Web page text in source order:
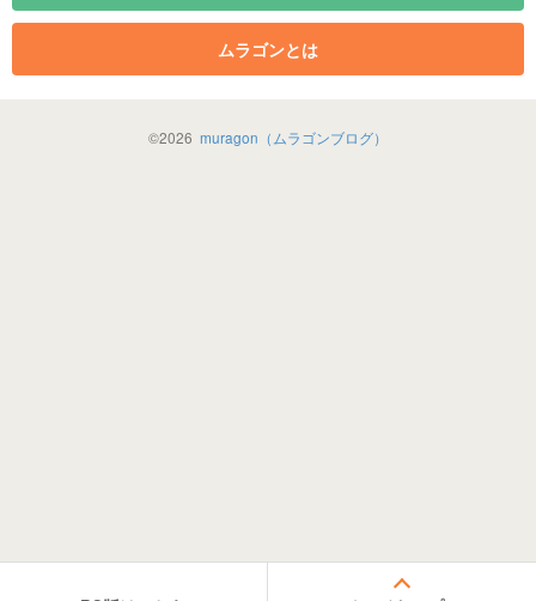
ムラゴンとは
©2026 muragon（ムラゴンブログ）